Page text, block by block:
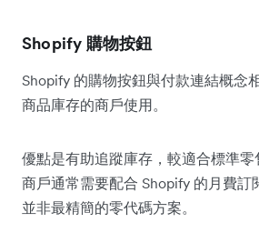
Shopify 購物按鈕
Shopify 的購物按鈕與付款連結概念
商品庫存的商戶使用。
優點是有助追蹤庫存，較適合標準零
商戶通常需要配合 Shopify 的月費訂
並非最精簡的零代碼方案。